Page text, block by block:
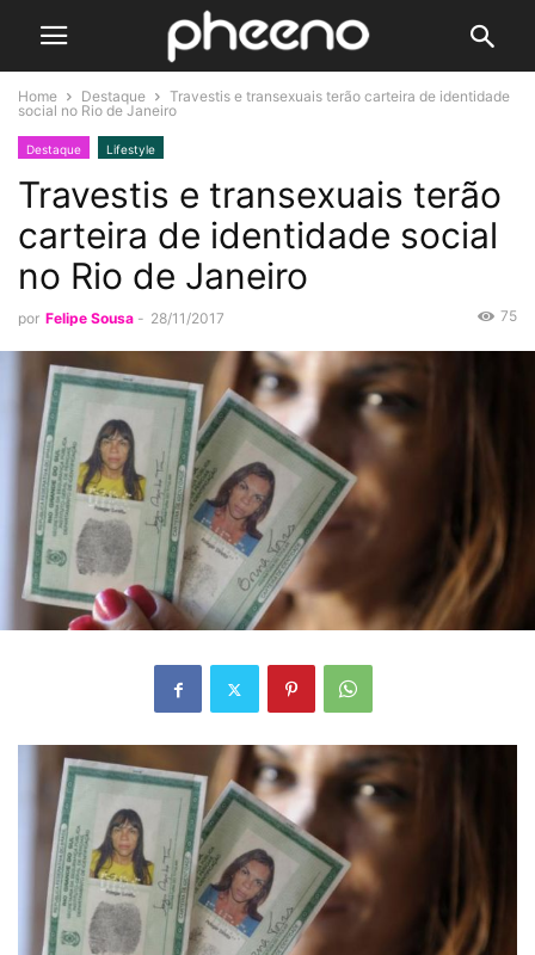
Home Destaque
Travestis e transexuais terão carteira de identidade
social no Rio de Janeiro
Destaque Lifestyle
Travestis e transexuais terão
carteira de identidade social
no Rio de Janeiro
por Felipe Sousa - 28/11/2017 75